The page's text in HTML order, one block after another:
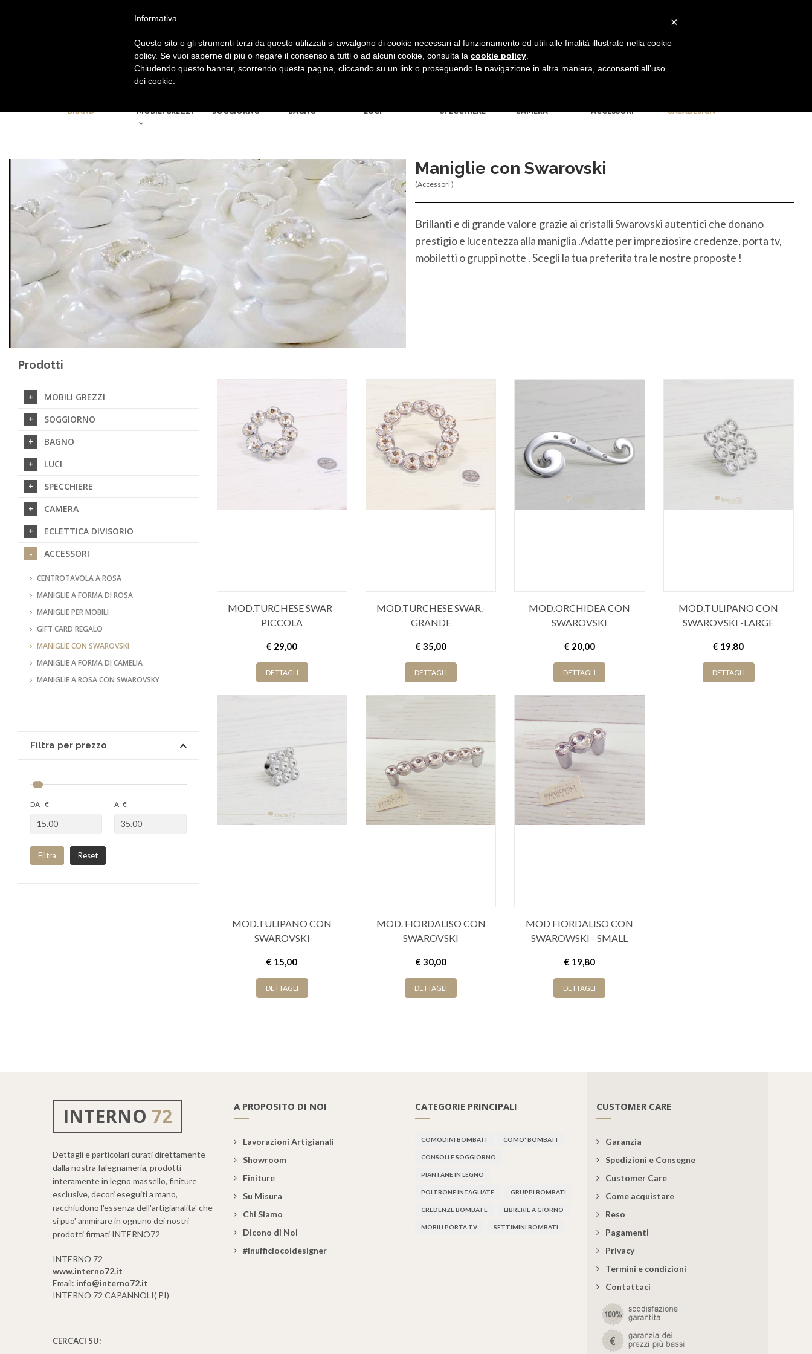
Benvenuto nel
nostro Store
ECLETTICA
BRAND MOBILI GREZZI SOGGIORNO BAGNO LUCI SPECCHIERE CAMERA ACCESSORI CASADESIGN
Maniglie con Swarovski
(Accessori )
Brillanti e di grande valore grazie ai cristalli Swarovski autentici che donano
prestigio e lucentezza alla maniglia .Adatte per impreziosire credenze, porta tv,
mobiletti o gruppi notte . Scegli la tua preferita tra le nostre proposte !
MOD.TURCHESE SWAR-
PICCOLA
€ 29,00
DETTAGLI
MOD.TURCHESE SWAR.-
GRANDE
€ 35,00
DETTAGLI
MOD.ORCHIDEA CON
SWAROVSKI
€ 20,00
DETTAGLI
MOD.TULIPANO CON
SWAROVSKI -LARGE
€ 19,80
DETTAGLI
MOD.TULIPANO CON
SWAROVSKI
€ 15,00
DETTAGLI
MOD. FIORDALISO CON
SWAROVSKI
€ 30,00
DETTAGLI
MOD FIORDALISO CON
SWAROWSKI - SMALL
€ 19,80
DETTAGLI
Prodotti
MOBILI GREZZI
SOGGIORNO
BAGNO
LUCI
SPECCHIERE
CAMERA
ECLETTICA DIVISORIO
ACCESSORI
CENTROTAVOLA A ROSA
MANIGLIE A FORMA DI ROSA
MANIGLIE PER MOBILI
GIFT CARD REGALO
MANIGLIE CON SWAROVSKI
MANIGLIE A FORMA DI CAMELIA
MANIGLIE A ROSA CON SWAROVSKY
Filtra per prezzo
DA - € A- €
Filtra Reset
INTERNO 72
Dettagli e particolari curati direttamente
dalla nostra falegnameria, prodotti
interamente in legno massello, finiture
esclusive, decori eseguiti a mano,
racchiudono l'essenza dell'artigianalita' che
si puo' ammirare in ognuno dei nostri
prodotti firmati INTERNO72
INTERNO 72
www.interno72.it
Email: info@interno72.it
INTERNO 72 CAPANNOLI( PI)
CERCACI SU:
A PROPOSITO DI NOI
Lavorazioni Artigianali
Showroom
Finiture
Su Misura
Chi Siamo
Dicono di Noi
#inufficiocoldesigner
CATEGORIE PRINCIPALI
COMODINI BOMBATI COMO' BOMBATI
CONSOLLE SOGGIORNO
PIANTANE IN LEGNO
POLTRONE INTAGLIATE GRUPPI BOMBATI
CREDENZE BOMBATE LIBRERIE A GIORNO
MOBILI PORTA TV SETTIMINI BOMBATI
CUSTOMER CARE
Garanzia
Spedizioni e Consegne
Customer Care
Come acquistare
Reso
Pagamenti
Privacy
Termini e condizioni
Contattaci
×
Informativa
Questo sito o gli strumenti terzi da questo utilizzati si avvalgono di cookie necessari al funzionamento ed utili alle finalità illustrate nella cookie
policy. Se vuoi saperne di più o negare il consenso a tutti o ad alcuni cookie, consulta la cookie policy
Chiudendo questo banner, scorrendo questa pagina, cliccando su un link o proseguendo la navigazione in altra maniera, acconsenti all’uso
dei cookie.